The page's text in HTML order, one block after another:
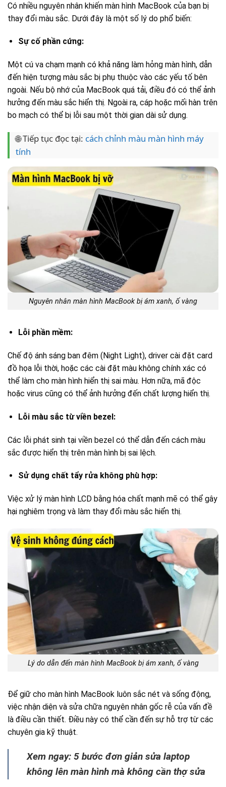
Có nhiều nguyên nhân khiến màn hình MacBook của bạn bị
thay đổi màu sắc. Dưới đây là một số lý do phổ biến:
Sự cố phần cứng:
Một cú va chạm mạnh có khả năng làm hỏng màn hình, dẫn
đến hiện tượng màu sắc bị phụ thuộc vào các yếu tố bên
ngoài. Nếu bộ nhớ của MacBook quá tải, điều đó có thể ảnh
hưởng đến màu sắc hiển thị. Ngoài ra, cáp hoặc mối hàn trên
bo mạch có thể bị lỗi sau một thời gian dài sử dụng.
🌐 Tiếp tục đọc tại: cách chỉnh màu màn hình máy
tính
Nguyên nhân màn hình MacBook bị ám xanh, ố vàng
Lỗi phần mềm:
Chế độ ánh sáng ban đêm (Night Light), driver cài đặt card
đồ họa lỗi thời, hoặc các cài đặt màu không chính xác có
thể làm cho màn hình hiển thị sai màu. Hơn nữa, mã độc
hoặc virus cũng có thể ảnh hưởng đến chất lượng hiển thị.
Lỗi màu sắc từ viền bezel:
Các lỗi phát sinh tại viền bezel có thể dẫn đến cách màu
sắc được hiển thị trên màn hình bị sai lệch.
Sử dụng chất tẩy rửa không phù hợp:
Việc xử lý màn hình LCD bằng hóa chất mạnh mẽ có thể gây
hại nghiêm trọng và làm thay đổi màu sắc hiển thị.
Lý do dẫn đến màn hình MacBook bị ám xanh, ố vàng
Để giữ cho màn hình MacBook luôn sắc nét và sống động,
việc nhận diện và sửa chữa nguyên nhân gốc rễ của vấn đề
là điều cần thiết. Điều này có thể cần đến sự hỗ trợ từ các
chuyên gia kỹ thuật.
Xem ngay: 5 bước đơn giản sửa laptop
không lên màn hình mà không cần thợ sửa